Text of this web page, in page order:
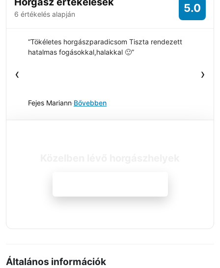
6 értékelés alapján 5.0
‹
“Tökéletes horgászparadicsom Tiszta rendezett
hatalmas fogásokkal,halakkal 🙂”
Fejes Mariann·Bővebben
›
Általános információk